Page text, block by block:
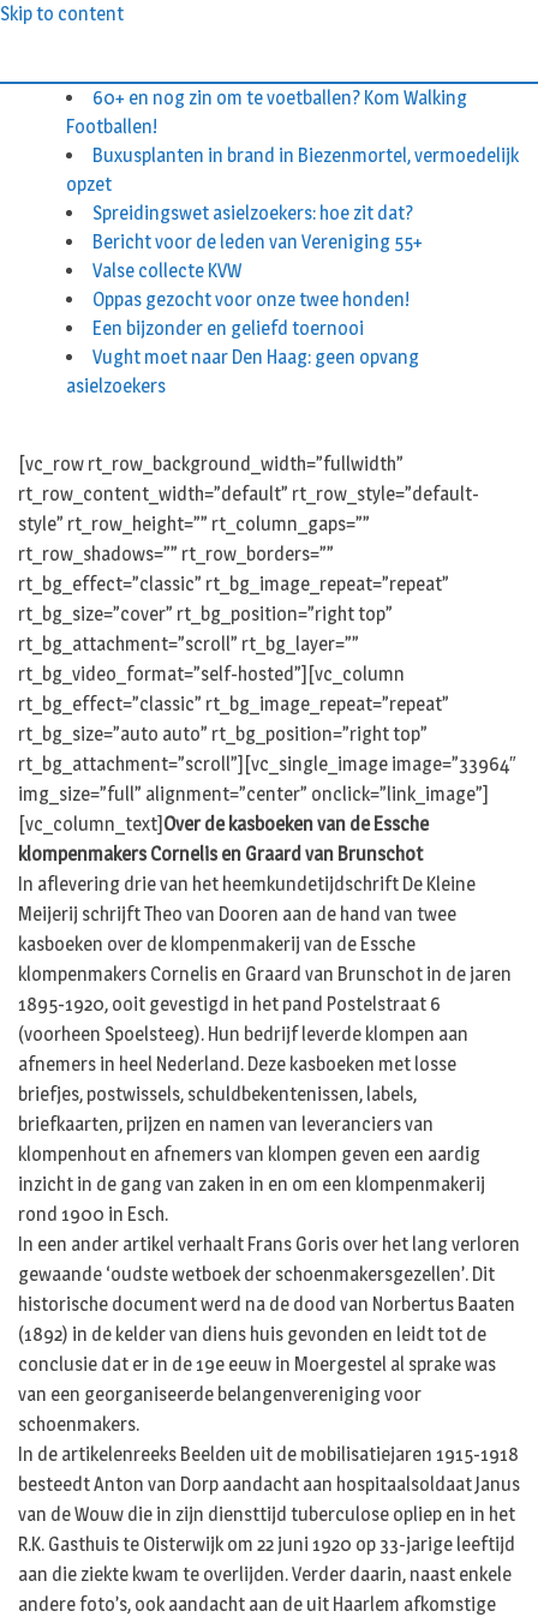
Skip to content
60+ en nog zin om te voetballen? Kom Walking
Footballen!
Buxusplanten in brand in Biezenmortel, vermoedelijk
opzet
Spreidingswet asielzoekers: hoe zit dat?
Bericht voor de leden van Vereniging 55+
Valse collecte KVW
Oppas gezocht voor onze twee honden!
Een bijzonder en geliefd toernooi
Vught moet naar Den Haag: geen opvang
asielzoekers
[vc_row rt_row_background_width=”fullwidth”
rt_row_content_width=”default” rt_row_style=”default-
style” rt_row_height=”” rt_column_gaps=””
rt_row_shadows=”” rt_row_borders=””
rt_bg_effect=”classic” rt_bg_image_repeat=”repeat”
rt_bg_size=”cover” rt_bg_position=”right top”
rt_bg_attachment=”scroll” rt_bg_layer=””
rt_bg_video_format=”self-hosted”][vc_column
rt_bg_effect=”classic” rt_bg_image_repeat=”repeat”
rt_bg_size=”auto auto” rt_bg_position=”right top”
rt_bg_attachment=”scroll”][vc_single_image image=”33964″
img_size=”full” alignment=”center” onclick=”link_image”]
[vc_column_text] Over de kasboeken van de Essche
klompenmakers Cornelis en Graard van Brunschot
In aflevering drie van het heemkundetijdschrift De Kleine
Meijerij schrijft Theo van Dooren aan de hand van twee
kasboeken over de klompenmakerij van de Essche
klompenmakers Cornelis en Graard van Brunschot in de jaren
1895-1920, ooit gevestigd in het pand Postelstraat 6
(voorheen Spoelsteeg). Hun bedrijf leverde klompen aan
afnemers in heel Nederland. Deze kasboeken met losse
briefjes, postwissels, schuldbekentenissen, labels,
briefkaarten, prijzen en namen van leveranciers van
klompenhout en afnemers van klompen geven een aardig
inzicht in de gang van zaken in en om een klompenmakerij
rond 1900 in Esch.
In een ander artikel verhaalt Frans Goris over het lang verloren
gewaande ‘oudste wetboek der schoenmakersgezellen’. Dit
historische document werd na de dood van Norbertus Baaten
(1892) in de kelder van diens huis gevonden en leidt tot de
conclusie dat er in de 19e eeuw in Moergestel al sprake was
van een georganiseerde belangenvereniging voor
schoenmakers.
In de artikelenreeks Beelden uit de mobilisatiejaren 1915-1918
besteedt Anton van Dorp aandacht aan hospitaalsoldaat Janus
van de Wouw die in zijn diensttijd tuberculose opliep en in het
R.K. Gasthuis te Oisterwijk om 22 juni 1920 op 33-jarige leeftijd
aan die ziekte kwam te overlijden. Verder daarin, naast enkele
andere foto’s, ook aandacht aan de uit Haarlem afkomstige